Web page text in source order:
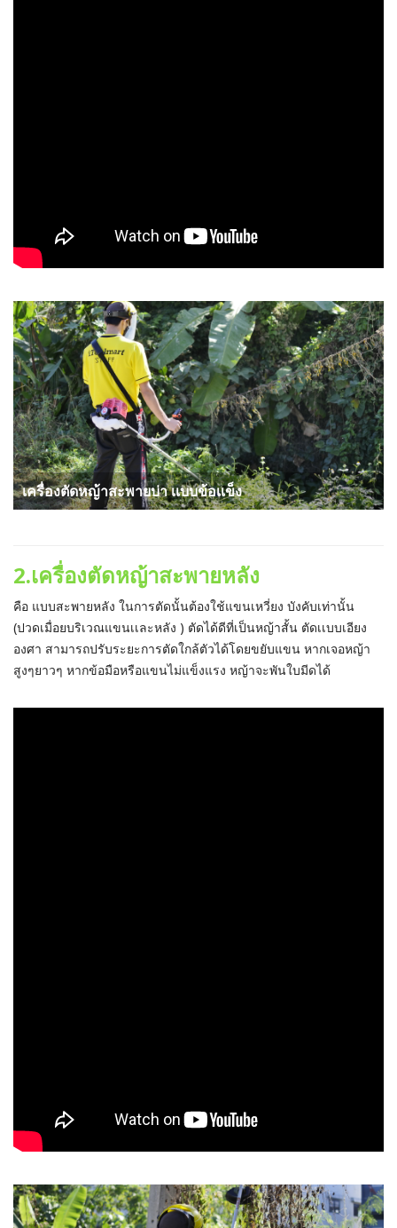
เครื่องตัดหญ้าสะพายบ่า เเบบข้อเเข็ง
2.เครื่องตัดหญ้าสะพายหลัง
คือ แบบสะพายหลัง ในการตัดนั้นต้องใช้แขนเหวี่ยง บังคับเท่านั้น
(ปวดเมื่อยบริเวณแขนเเละหลัง ) ตัดได้ดีที่เป็นหญ้าสั้น ตัดเเบบเอียง
องศา สามารถปรับระยะการตัดใกล้ตัวได้โดยขยับแขน หากเจอหญ้า
สูงๆยาวๆ หากข้อมือหรือแขนไม่แข็งแรง หญ้าจะพันใบมีดได้